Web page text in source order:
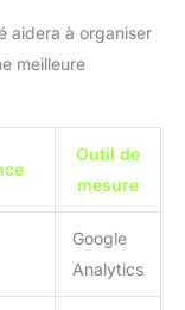
aidera à organiser
meilleure
Outil de
mesure
Google
Analytics